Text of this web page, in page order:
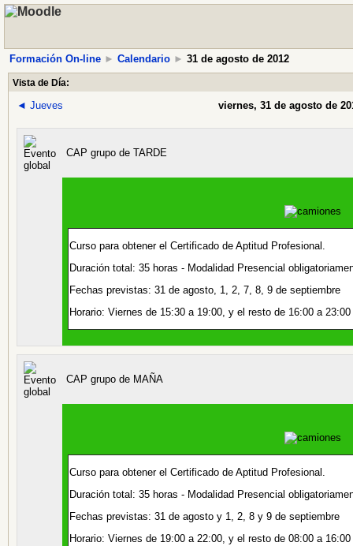
Formación On-line ► Calendario ► 31 de agosto de 2012
Vista de Día:
◄ Jueves viernes, 31 de agosto de
CAP grupo de TARDE
Curso para obtener el Certificado de Aptitud Profesional.
Duración total: 35 horas - Modalidad Presencial
Fechas previstas: 31 de agosto, 1, 2, 7, 8, 9 de septiembre
Horario: Viernes de 15:30 a 19:00, y el resto de 16:00 a 23:00
CAP grupo de MAÑA
Curso para obtener el Certificado de Aptitud Profesional.
Duración total: 35 horas - Modalidad Presencial
Fechas previstas: 31 de agosto y 1, 2, 8 y 9 de septiembre
Horario: Viernes de 19:00 a 22:00, y el resto de 08:00 a 16:00